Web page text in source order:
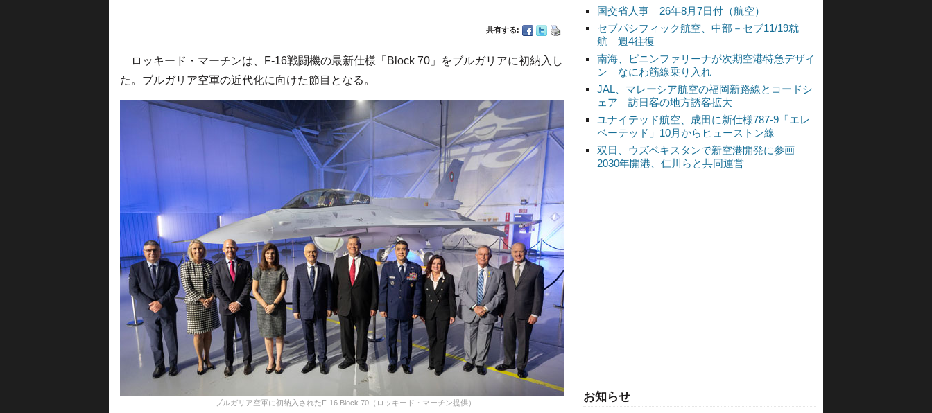
国交省人事 26年8月7日付（航空）
セブパシフィック航空、中部－セブ11/19就
航 週4往復
南海、ピニンファリーナが次期空港特急デザイ
ン なにわ筋線乗り入れ
JAL、マレーシア航空の福岡新路線とコードシ
ェア 訪日客の地方誘客拡大
ユナイテッド航空、成田に新仕様787-9「エレ
ベーテッド」10月からヒューストン線
双日、ウズベキスタンで新空港開発に参画
2030年開港、仁川らと共同運営
お知らせ
共有する:
ロッキード・マーチンは、F-16戦闘機の最新仕様「Block 70」をブルガリアに初納入し
た。ブルガリア空軍の近代化に向けた節目となる。
ブルガリア空軍に初納入されたF-16 Block 70（ロッキード・マーチン提供）